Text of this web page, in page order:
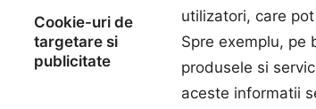
Cookie-uri de
targetare si
publicitate
utilizatori, care
Spre exemplu, pe
produsele si
aceste informatii